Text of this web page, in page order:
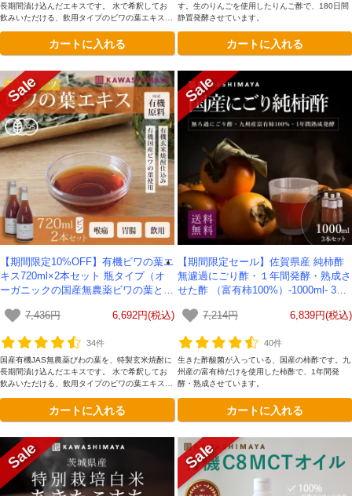
長期間漬け込んだエキスです。 水で希釈してお
飲みいただける、飲用タイプのビワの葉エキスで
カートに入れる
す。生のりんごを使用したりんご酢で、180日間
静置発酵させています。
カートに入れる
【期間限定10%OFF】有機ビワの葉エ
キス720ml×2本セット 瓶タイプ（オ
ーガニックの国産無農薬ビワの葉と有
かわしま屋-
7,436円 6,692円(税込)
34件
国産有機JAS無農薬びわの葉を、特製玄米焼酎に
長期間漬け込んだエキスです。 水で希釈してお
飲みいただける、飲用タイプのビワの葉エキスで
カートに入れる
【期間限定セール】佐賀県産 純柿酢
無濾過にごり酢・１年間発酵・熟成さ
せた酢 （富有柿100%）-1000ml- 3本
7,214円
6,839円(税込)
40件
生きた酢酸菌が入っている、国産の柿酢です。九
州産の富有柿だけを使用した柿酢で、1年間発
酵・熟成させています。
カートに入れる